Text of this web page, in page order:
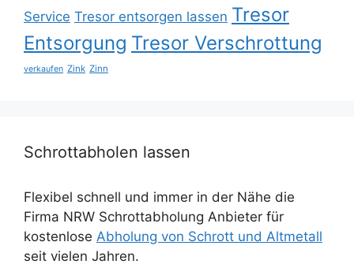
Service Tresor entsorgen lassen Tresor
Entsorgung Tresor Verschrottung
verkaufen Zink Zinn
Schrottabholen lassen
Flexibel schnell und immer in der Nähe die
Firma NRW Schrottabholung Anbieter für
kostenlose Abholung von Schrott und Altmetall
seit vielen Jahren.